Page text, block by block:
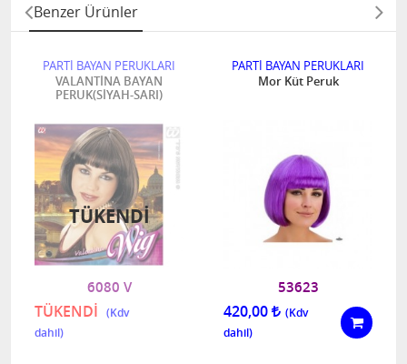
Benzer Ürünler
PARTİ BAYAN PERUKLARI
VALANTİNA BAYAN
PERUK(SİYAH-SARI)
6080 V
TÜKENDİ
TÜKENDI
PARTİ BAYAN PERUKLARI
Mor Küt Peruk
53623
420,00